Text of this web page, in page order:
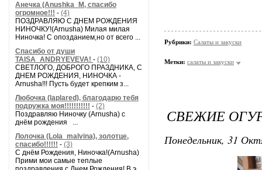
Анечка (Anushka_M, спасибо
огромное!!! - (4)
ПОЗДРАВЛЯЮ С ДНЕМ РОЖДЕНИЯ
НИНОЧКУ!(Arnusha) Милая милая
Ниночка! С опозданием,но от всего ...
Спасибо от души
TAISA_ANDRYEVEVA! - (10)
СВЕТЛОГО, ДОБРОГО ПРАЗДНИКА, С
ДНЕМ РОЖДЕНИЯ, НИНОЧКА -
Arnusha!!! Пусть будет крепким з...
Любочка (laplared), благодарю тебя
подружка моя!!!!!!!!!!! - (2)
Поздравляю Ниночку (Arnusha) с
днём рождения ...
Лолочка (Lola_malvina), золотце,
спасибо!!!!!! - (3)
С днём Рождения, Ниночка!(Аrnusha)
Прими мои самые теплые
Рубрики: Салаты и закуски
Метки: салаты и закуски
СВЕЖИЕ
Понедельник, 31